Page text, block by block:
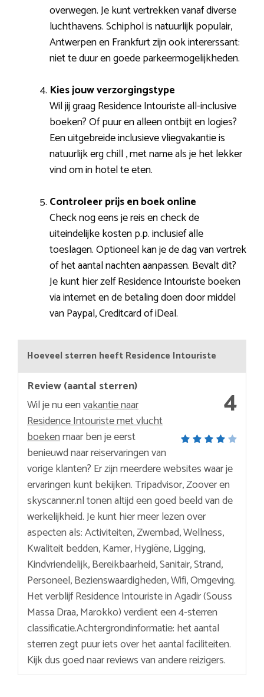
overwegen. Je kunt vertrekken vanaf diverse
luchthavens. Schiphol is natuurlijk populair,
Antwerpen en Frankfurt zijn ook intererssant:
niet te duur en goede parkeermogelijkheden.
Kies jouw verzorgingstype
Wil jij graag Residence Intouriste all-inclusive
boeken? Of puur en alleen ontbijt en logies?
Een uitgebreide inclusieve vliegvakantie is
natuurlijk erg chill , met name als je het lekker
vind om in hotel te eten.
Controleer prijs en boek online
Check nog eens je reis en check de
uiteindelijke kosten p.p. inclusief alle
toeslagen. Optioneel kan je de dag van vertrek
of het aantal nachten aanpassen. Bevalt dit?
Je kunt hier zelf Residence Intouriste boeken
via internet en de betaling doen door middel
van Paypal, Creditcard of iDeal.
Hoeveel sterren heeft Residence Intouriste
4
Review (aantal sterren)
Wil je nu eenvakantie naar
Residence Intouriste met vlucht
boekenmaar ben je eerst
benieuwd naar reiservaringen van
vorige klanten? Er zijn meerdere websites waar je
ervaringen kunt bekijken. Tripadvisor, Zoover en
skyscanner.nl tonen altijd een goed beeld van de
werkelijkheid. Je kunt hier meer lezen over
aspecten als: Activiteiten, Zwembad, Wellness,
Kwaliteit bedden, Kamer, Hygiëne, Ligging,
Kindvriendelijk, Bereikbaarheid, Sanitair, Strand,
Personeel, Bezienswaardigheden, Wifi, Omgeving.
Het verblijf Residence Intouriste in Agadir (Souss
Massa Draa, Marokko) verdient een 4-sterren
classificatie.Achtergrondinformatie: het aantal
sterren zegt puur iets over het aantal faciliteiten.
Kijk dus goed naar reviews van andere reizigers.